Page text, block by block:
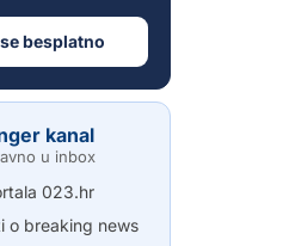
besplatno
kanal
u inbox
023.hr
o breaking news